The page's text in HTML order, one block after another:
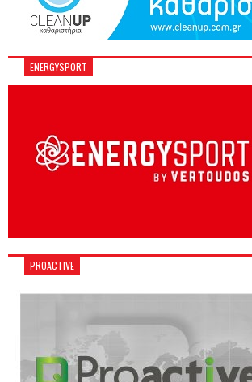
ENERGYSPORT
PROACTIVE